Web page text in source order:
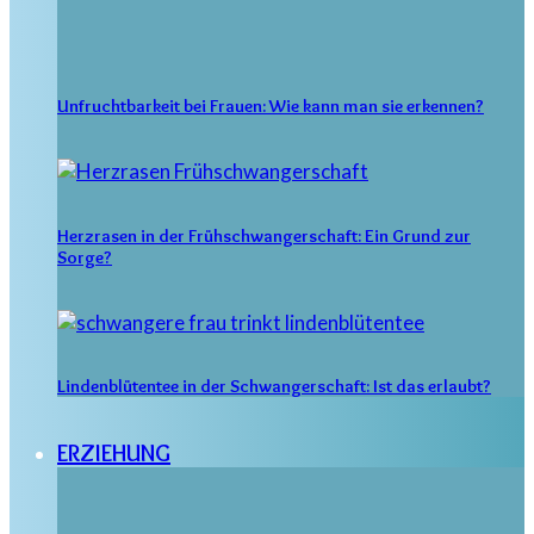
Unfruchtbarkeit bei Frauen: Wie kann man sie erkennen?
Herzrasen in der Frühschwangerschaft: Ein Grund zur
Sorge?
Lindenblütentee in der Schwangerschaft: Ist das erlaubt?
ERZIEHUNG